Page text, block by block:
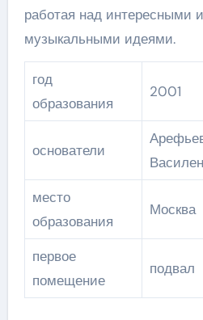
работая над интересными
музыкальными идеями.
год
образования
2001
основатели
место
образования
Москва
первое
помещение
подвал